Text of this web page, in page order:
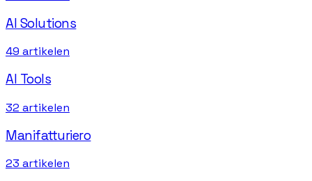
AI Solutions
49 artikelen
AI Tools
32 artikelen
Manifatturiero
23 artikelen